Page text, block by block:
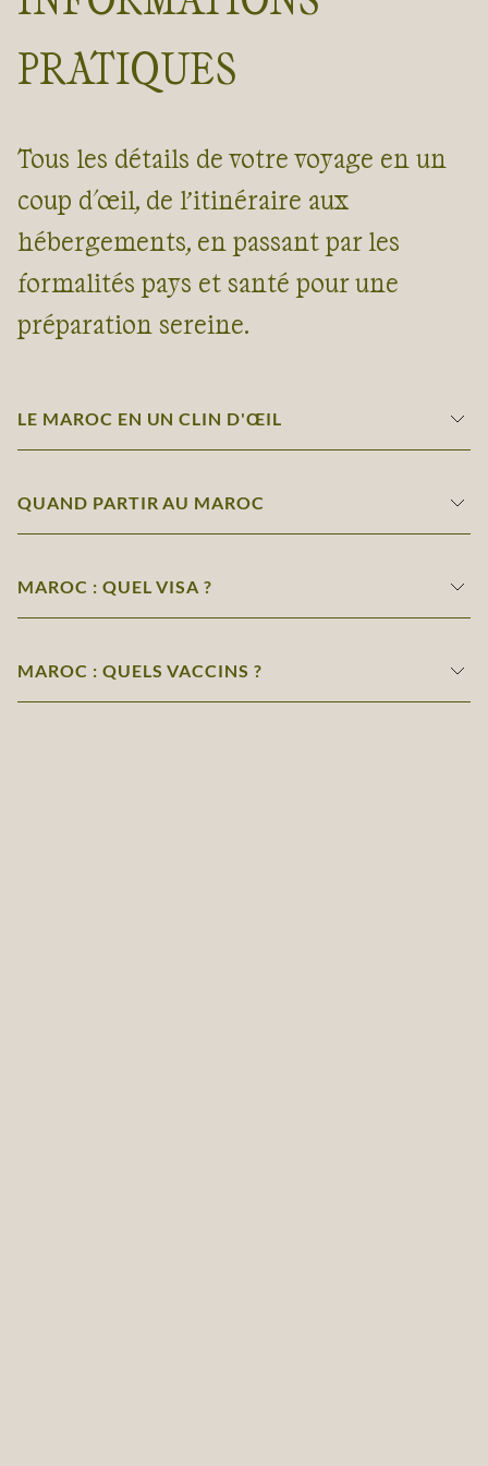
PRATIQUES
Tous les détails de votre voyage en un
coup d'œil, de l’itinéraire aux
hébergements, en passant par les
formalités pays et santé pour une
préparation sereine.
LE MAROC EN UN CLIN D'ŒIL
QUAND PARTIR AU MAROC
MAROC : QUEL VISA ?
MAROC : QUELS VACCINS ?